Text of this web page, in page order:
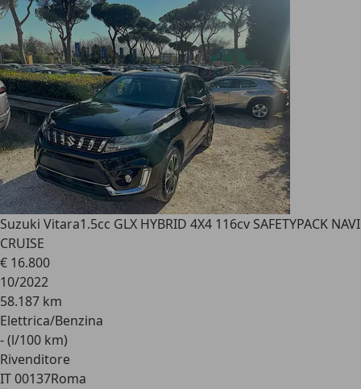
Suzuki Vitara1.5cc GLX HYBRID 4X4 116cv SAFETYPACK NAVI
CRUISE
€ 16.800
10/2022
58.187 km
Elettrica/Benzina
- (l/100 km)
Rivenditore
IT 00137Roma